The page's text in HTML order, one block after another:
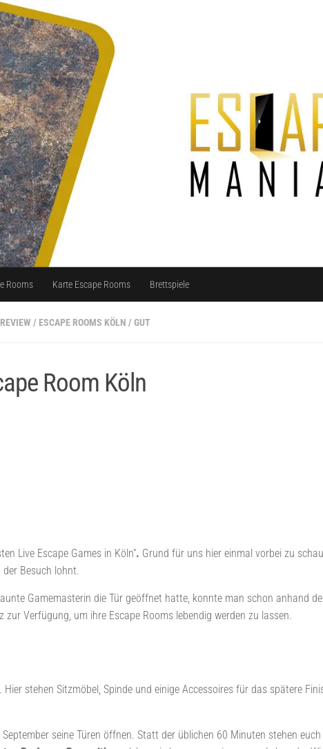
Rooms Karte Escape Rooms Brettspiele
/ ESCAPE ROOMS KÖLN / GUT
Room Köln
Live Escape Games in Köln“. Grund für uns hier einmal vorbei zu
Besuch lohnt.
Gamemasterin die Tür geöffnet hatte, konnte man schon anhand
zur Verfügung, um ihre Escape Rooms lebendig werden zu lassen.
stehen Sitzmöbel, Spinde und einige Accessoires für das spätere
seine Türen öffnen. Statt der üblichen 60 Minuten stehen